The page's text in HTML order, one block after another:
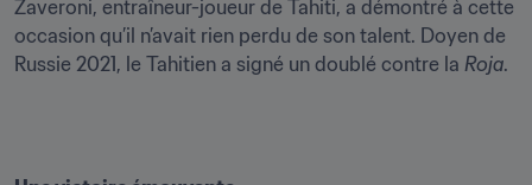
Zaveroni, entraîneur-joueur de Tahiti, a démontré à cette
occasion qu’il n’avait rien perdu de son talent. Doyen de
Russie 2021, le Tahitien a signé un doublé contre la Roja